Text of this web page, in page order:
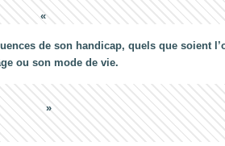
de son handicap, quels que soient
ou son mode de vie.